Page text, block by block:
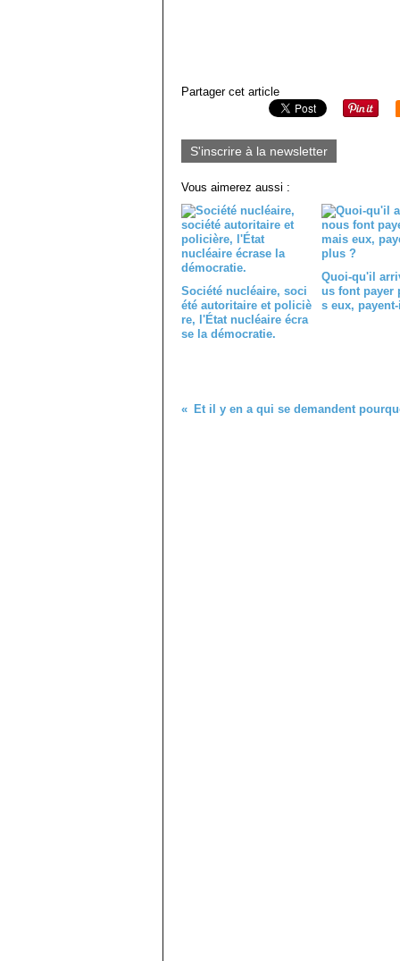
Partager cet article
S'inscrire à la newsletter
Vous aimerez aussi :
Société nucléaire, soci
été autoritaire et policiè
re, l'État nucléaire écra
se la démocratie.
Quoi-qu'il
us font payer
s eux,